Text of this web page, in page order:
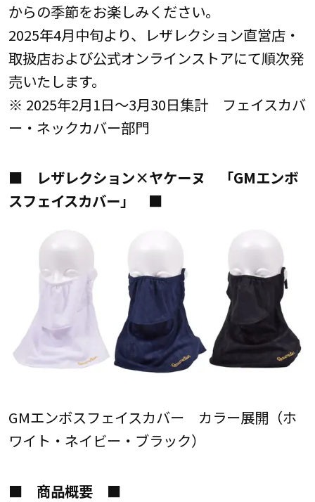
からの季節をお楽しみください。
2025年4月中旬より、レザレクション直営店・
取扱店および公式オンラインストアにて順次発
売いたします。
※ 2025年2月1日～3月30日集計 フェイスカバ
ー・ネックカバー部門
■ レザレクション×ヤケーヌ 「GMエンボ
スフェイスカバー」 ■
GMエンボスフェイスカバー カラー展開（ホ
ワイト・ネイビー・ブラック）
■ 商品概要 ■